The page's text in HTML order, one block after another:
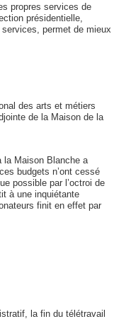
propres services de
présidentielle,
permet de mieux
des arts et métiers
de la Maison de la
la Maison Blanche a
budgets n’ont cessé
possible par l’octroi de
à une inquiétante
finit en effet par
la fin du télétravail